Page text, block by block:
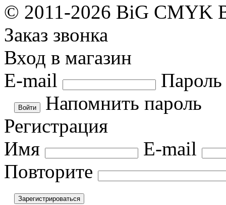
© 2011-2026 BiG CMYK
Заказ звонка
Вход в магазин
E-mail
Пароль
Напомнить пароль
Регистрация
Имя
E-mail
Повторите